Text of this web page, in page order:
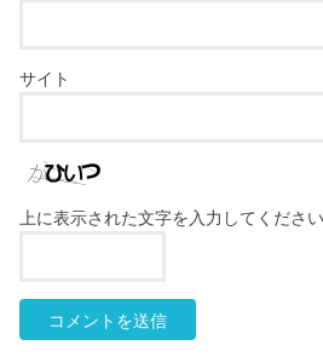
サイト
上に表示された文字を入力してください